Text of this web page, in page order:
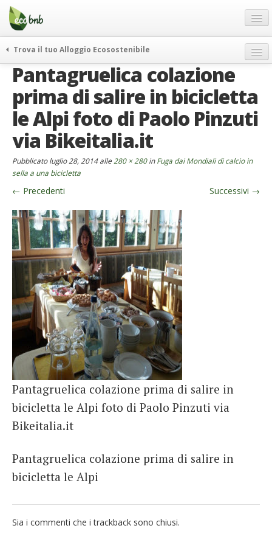
Menu
Salta
contenuto
Offerte Speciali
Regali
FAQ
Chi Siamo
Partner
Contatti
Italiano
German
English
Spanish
French
Italiano
Trova il tuo Alloggio Ecosostenibile
weekend green
itinerari
curiosità
vivere e viaggiare verde
news ed eventi
ecohotel
Pantagruelica colazione
prima di salire in bicicletta
le Alpi foto di Paolo Pinzuti
via Bikeitalia.it
Pubblicatoluglio 28, 2014alle 280 × 280inFuga dai Mondiali di calcio in
sella a una bicicletta
← Precedenti Successivi →
Pantagruelica colazione prima di salire in
bicicletta le Alpi foto di Paolo Pinzuti via
Bikeitalia.it
Pantagruelica colazione prima di salire in
bicicletta le Alpi
Sia i commenti che i trackback sono chiusi.